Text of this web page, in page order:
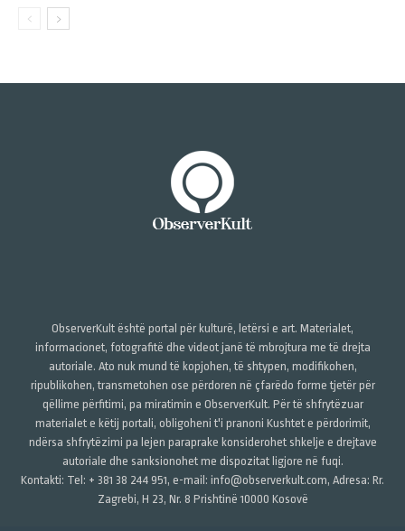
ObserverKult është portal për kulturë, letërsi e art. Materialet,
informacionet, fotografitë dhe videot janë të mbrojtura me të drejta
autoriale. Ato nuk mund të kopjohen, të shtypen, modifikohen,
ripublikohen, transmetohen ose përdoren në çfarëdo forme tjetër për
qëllime përfitimi, pa miratimin e ObserverKult. Për të shfrytëzuar
materialet e këtij portali, obligoheni t'i pranoni Kushtet e përdorimit,
ndërsa shfrytëzimi pa lejen paraprake konsiderohet shkelje e drejtave
autoriale dhe sanksionohet me dispozitat ligjore në fuqi.
Kontakti: Tel: + 381 38 244 951, e-mail: info@observerkult.com, Adresa: Rr.
Zagrebi, H 23, Nr. 8 Prishtinë 10000 Kosovë